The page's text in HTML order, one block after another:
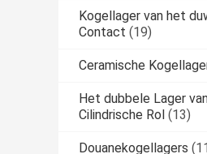
Kogellager van het
Contact (19)
Ceramische
Het dubbele Lager
Cilindrische Rol (13)
Douanekogellagers